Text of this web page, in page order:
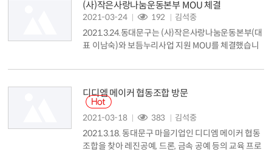
(사)작은사랑나눔운동본부 MOU 체결
2021-03-24 192 김석중
2021.3.24.동대문구는 (사)작은사랑나눔운동본부(대
표 이남숙)와 보듬누리사업 지원 MOU를 체결했습니
업 지원을 위한 MOU를 맺고 협약서에 서명했습니다.
원, 후원물품 지원, 1:1 희망결연 참여 등 보듬누리 지
원에 힘쓰고 올해로 출범 10주년을 맞은 보듬누리 사
업을 내실있게 추진해 나가기로 했습니다. 이와 함께
(사)작은사랑나눔운동 본부는 라면, 된...
디디엠 메이커 협동조합 방문
2021-03-18 383 김석중
2021.3.18. 동대문구 마을기업인 디디엠 메이커 협동
조합을 찾아 레진공예, 드론, 금속 공예 등의 교육 프로